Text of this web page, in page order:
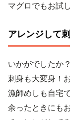
マグロでもお試
アレンジして
いかがでしたか
刺身も大変身！
漁師めしも自宅
余ったときにも